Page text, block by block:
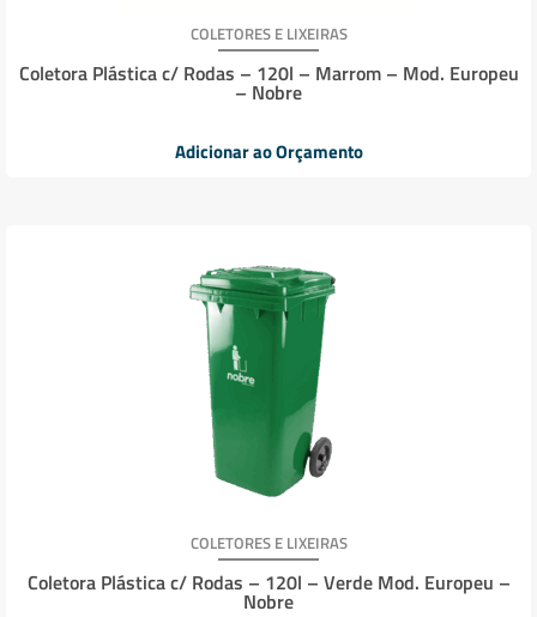
COLETORES E LIXEIRAS
Coletora Plástica c/ Rodas – 120l – Marrom – Mod. Europeu
– Nobre
Adicionar ao Orçamento
COLETORES E LIXEIRAS
Coletora Plástica c/ Rodas – 120l – Verde Mod. Europeu –
Nobre